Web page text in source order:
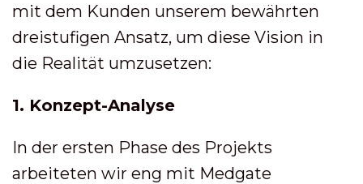
mit dem Kunden unserem bewährten
dreistufigen Ansatz, um diese Vision in
die Realität umzusetzen:
1. Konzept-Analyse
In der ersten Phase des Projekts
arbeiteten wir eng mit Medgate